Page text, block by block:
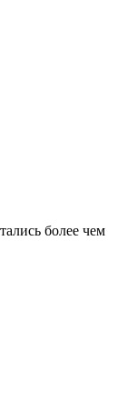
более чем